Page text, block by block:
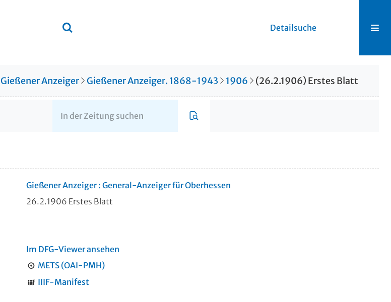
Detailsuche
Gießener Anzeiger Gießener Anzeiger. 1868-1943 1906 (26.2.1906) Erstes Blatt
Gießener Anzeiger : General-Anzeiger für Oberhessen
26.2.1906 Erstes Blatt
Im DFG-Viewer ansehen
METS (OAI-PMH)
IIIF-Manifest